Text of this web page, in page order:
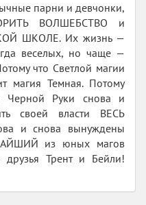
парни и девчонки,
ВОЛШЕБСТВО и
ШКОЛЕ. Их жизнь —
веселых, но чаще —
что Светлой магии
магия Темная. Потому
Черной Руки снова и
своей власти ВЕСЬ
и снова вынуждены
из юных магов
Трент и Бейли!